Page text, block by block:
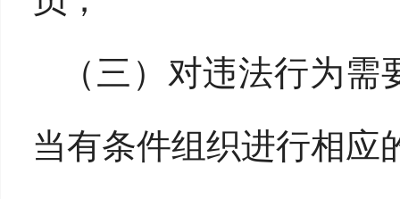
（三）对违法行为
当有条件组织进行相应